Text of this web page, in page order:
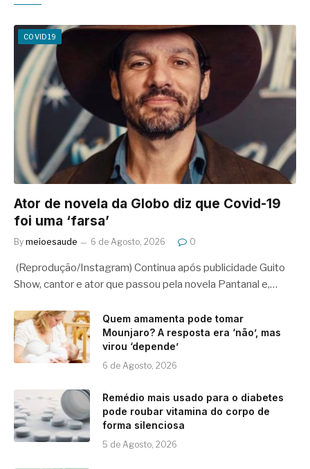
COVID19
Ator de novela da Globo diz que Covid-19
foi uma ‘farsa’
By meioesaude 6 de Agosto, 2026 0
(Reprodução/Instagram) Continua após publicidade Guito
Show, cantor e ator que passou pela novela Pantanal e,…
Quem amamenta pode tomar
Mounjaro? A resposta era ‘não’, mas
virou ‘depende’
6 de Agosto, 2026
Remédio mais usado para o diabetes
pode roubar vitamina do corpo de
forma silenciosa
5 de Agosto, 2026